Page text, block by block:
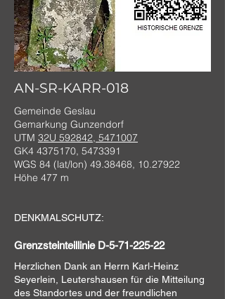
AN-SR-KARR-018
Gemeinde Geslau
Gemarkung Gunzendorf
UTM 32U 592842, 5471007
GK4 4375170, 5473391
WGS 84 (lat/lon) 49.38468, 10.27922
Höhe 477 m
DENKMALSCHUTZ:
Grenzsteinteillinie D-5-71-225-22
Herzlichen Dank an Herrn Karl-Heinz
Seyerlein, Leutershausen für die Mitteilung
des Standortes und der freundlichen